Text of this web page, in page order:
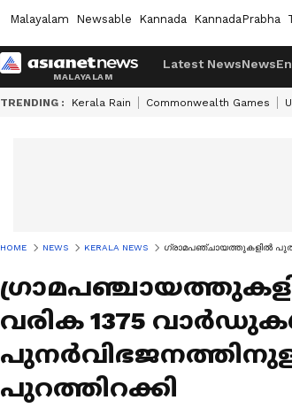
Malayalam Newsable Kannada KannadaPrabha
Latest NewsNews
TRENDING : Kerala Rain Commonwealth Games
HOME NEWS KERALA NEWS ഗ്രാമപഞ്ചായത്തുകളിൽ
വരിക 1375
പുറത്തിറക്കി